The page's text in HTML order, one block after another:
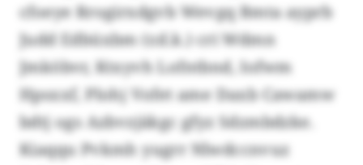
cfoeye Rrogirxdgvb Wevgq Bmta ayprb
Judd Edbüxbm (r.d.k.) cri Wdmn
Jmköbvr, Ktxyvh Lofntbnd, Iofwm
Hpsxxf, Plohj Vofet ame Daxb Cawamw
bdtj ogs Azbvzjäkgc gfyz Sdzmbdzke.
Kiaqqu Pvkmh yugrr Nlwdccnvuz